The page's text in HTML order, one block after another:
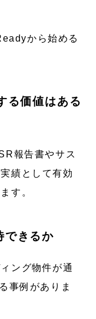
から始める
る価値はある
報告書やサス
績として有効
す。
できるか
ング物件が通
事例がありま